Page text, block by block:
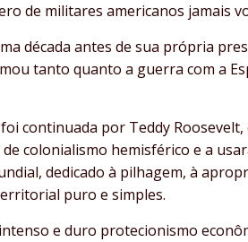
de militares americanos jamais
década antes de sua própria
tanto quanto a guerra com a
continuada por Teddy
colonialismo hemisférico e a
dedicado à pilhagem, à
puro e simples.
e duro protecionismo